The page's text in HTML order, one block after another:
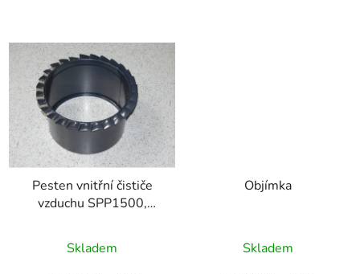
Pesten vnitřní čističe
vzduchu SPP1500,
Skladem
Objímka
Skladem